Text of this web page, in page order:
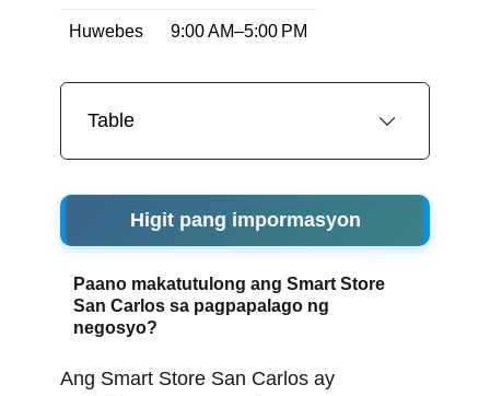
Huwebes 9:00 AM–5:00 PM
Table
Higit pang impormasyon
Paano makatutulong ang Smart Store
San Carlos sa pagpapalago ng
negosyo?
Ang Smart Store San Carlos ay